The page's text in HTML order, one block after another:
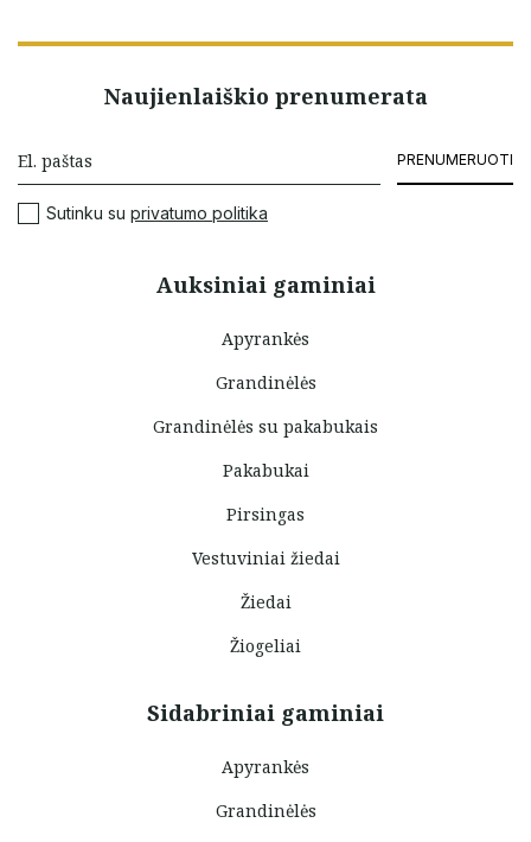
Auksiniai gaminiai
Apyrankės
Grandinėlės
Grandinėlės su pakabukais
Pakabukai
Pirsingas
Vestuviniai žiedai
Žiedai
Žiogeliai
Sidabriniai gaminiai
Apyrankės
Grandinėlės
Naujienlaiškio prenumerata
PRENUMERUOTI
Sutinku su privatumo politika